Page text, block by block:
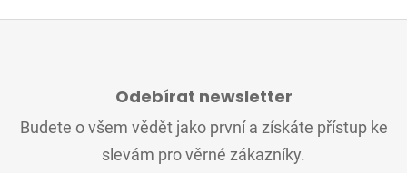
Odebírat newsletter
Budete o všem vědět jako první a získáte přístup ke
slevám pro věrné zákazníky.